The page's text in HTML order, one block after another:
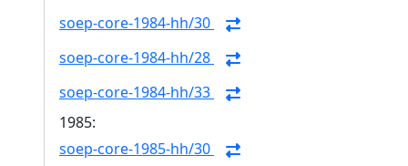
soep-core-1984-hh/30
soep-core-1984-hh/28
soep-core-1984-hh/33
1985:
soep-core-1985-hh/30